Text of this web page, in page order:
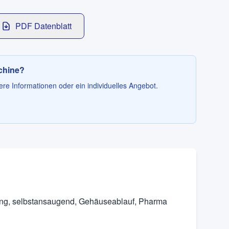
PDF Datenblatt
Informationen oder ein individuelles Angebot.
selbstansaugend, Gehäuseablauf, Pharma